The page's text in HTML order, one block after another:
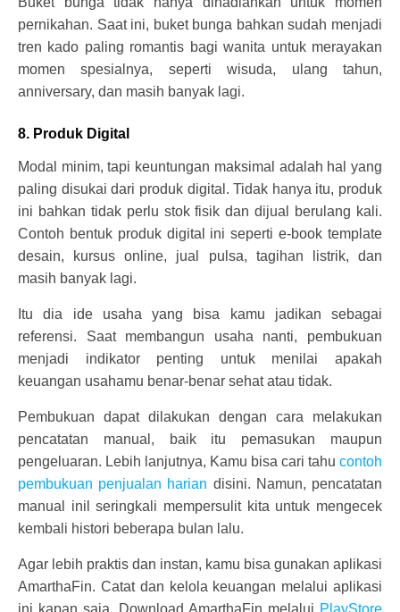
pernikahan. Saat ini, buket bunga bahkan sudah menjadi
tren kado paling romantis bagi wanita untuk merayakan
momen spesialnya, seperti wisuda, ulang tahun,
anniversary, dan masih banyak lagi.
8. Produk Digital
Modal minim, tapi keuntungan maksimal adalah hal yang
paling disukai dari produk digital. Tidak hanya itu, produk
ini bahkan tidak perlu stok fisik dan dijual berulang kali.
Contoh bentuk produk digital ini seperti e-book template
desain, kursus online, jual pulsa, tagihan listrik, dan
masih banyak lagi.
Itu dia ide usaha yang bisa kamu jadikan sebagai
referensi. Saat membangun usaha nanti, pembukuan
menjadi indikator penting untuk menilai apakah
keuangan usahamu benar-benar sehat atau tidak.
Pembukuan dapat dilakukan dengan cara melakukan
pencatatan manual, baik itu pemasukan maupun
pengeluaran. Lebih lanjutnya, Kamu bisa cari tahu contoh
pembukuan penjualan harian disini. Namun, pencatatan
manual inil seringkali mempersulit kita untuk mengecek
kembali histori beberapa bulan lalu.
Agar lebih praktis dan instan, kamu bisa gunakan aplikasi
AmarthaFin. Catat dan kelola keuangan melalui aplikasi
ini kapan saja. Download AmarthaFin melalui PlayStore